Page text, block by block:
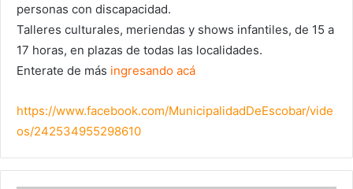
personas con discapacidad.
Talleres culturales, meriendas y shows infantiles, de 15 a
17 horas, en plazas de todas las localidades.
Enterate de más ingresando acá
https://www.facebook.com/MunicipalidadDeEscobar/vide
os/242534955298610